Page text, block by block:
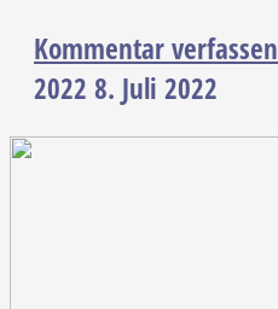
Kommentar verfassen
2022 8. Juli 2022